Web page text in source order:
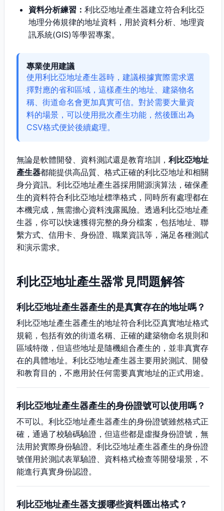
資料分析練習： 利比亞地址產生器建立符合利比亞
地理分佈規律的地址資料，用於資料分析、地理資
訊系統(GIS)等學習專案。
專業使用建議
使用利比亞地址產生器時，建議根據實際需求選
擇對應的省和區域，這樣產生的地址、建築物名
稱、街道命名會更加真實可信。對於需要大量資
料的場景，可以使用批次產生功能，然後匯出為
CSV格式便於後續處理。
無論是軟體開發、資料測試還是教育培訓， 利比亞地址
產生器都能提供高品質、格式正確的利比亞地址和相關
身分資訊。利比亞地址產生器採用開源演算法，確保產
生的資料符合利比亞地址標準格式，同時所有處理都在
本機完成，無需擔心資料洩露風險。透過利比亞地址產
生器，你可以快速獲得完整的身分檔案，包括地址、聯
繫方式、信用卡、身份證、職業資訊等，滿足各種測試
和演示需求。
利比亞地址產生器常見問題解答
利比亞地址產生器產生的是真實存在的地址嗎？
利比亞地址產生器產生的地址符合利比亞真實地址格式
規範，包括有效的街道名稱、正確的建築物命名規則和
區域特徵，但這些地址是隨機組合產生的，並非真實存
在的具體地址。利比亞地址產生器主要用於測試、開發
和教育目的，不應用於任何需要真實地址的正式用途。
利比亞地址產生器產生的身份證號可以使用嗎？
不可以。利比亞地址產生器產生的身份證號雖然格式正
確，通過了校驗碼驗證，但這些都是虛擬身份證號，無
法用於實際身份驗證。利比亞地址產生器產生的身份證
號僅用於測試表單驗證、資料格式檢查等開發場景，不
能進行真實身份認證。
利比亞地址產生器支援哪些資料匯出格式？